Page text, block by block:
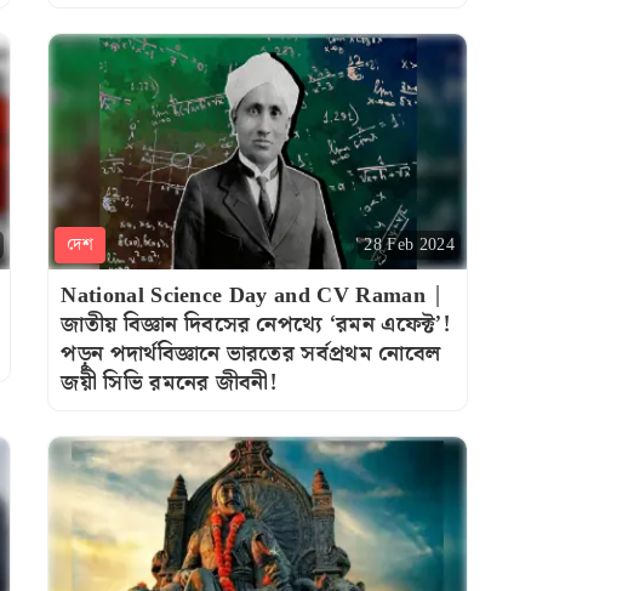
দেশ 28 Feb 2024
National Science Day and CV Raman |
জাতীয় বিজ্ঞান দিবসের নেপথ্যে ‘রমন এফেক্ট’!
পড়ুন পদার্থবিজ্ঞানে ভারতের সর্বপ্রথম নোবেল
জয়ী সিভি রমনের জীবনী!